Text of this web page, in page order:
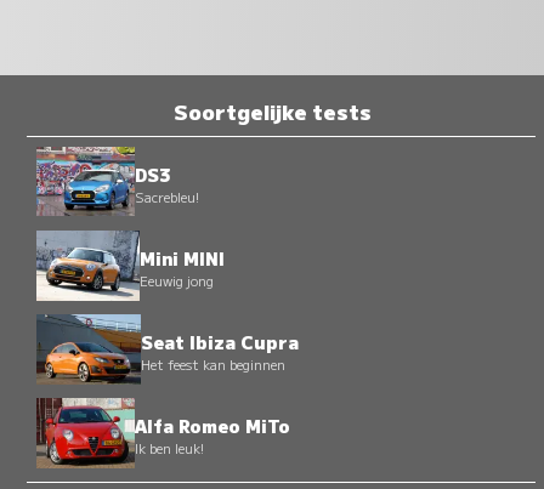
Soortgelijke tests
DS3
Sacrebleu!
Mini MINI
Eeuwig jong
Seat Ibiza Cupra
Het feest kan beginnen
Alfa Romeo MiTo
Ik ben leuk!